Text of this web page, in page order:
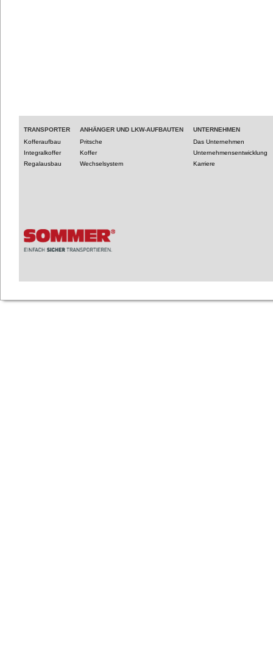
TRANSPORTER
Kofferaufbau
Integralkoffer
Regalausbau
ANHÄNGER UND LKW-AUFBAUTEN
Pritsche
Koffer
Wechselsystem
UNTERNEHMEN
Das Unternehmen
Unternehmensentwicklung
Karriere